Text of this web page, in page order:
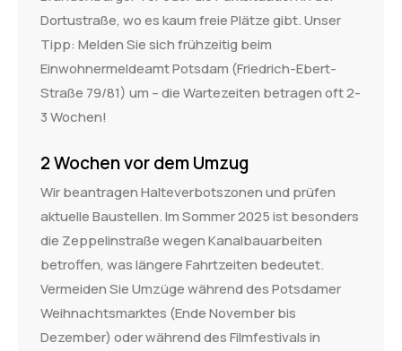
Dortustraße, wo es kaum freie Plätze gibt. Unser
Tipp: Melden Sie sich frühzeitig beim
Einwohnermeldeamt Potsdam (Friedrich-Ebert-
Straße 79/81) um – die Wartezeiten betragen oft 2-
3 Wochen!
2 Wochen vor dem Umzug
Wir beantragen Halteverbotszonen und prüfen
aktuelle Baustellen. Im Sommer 2025 ist besonders
die Zeppelinstraße wegen Kanalbauarbeiten
betroffen, was längere Fahrtzeiten bedeutet.
Vermeiden Sie Umzüge während des Potsdamer
Weihnachtsmarktes (Ende November bis
Dezember) oder während des Filmfestivals in